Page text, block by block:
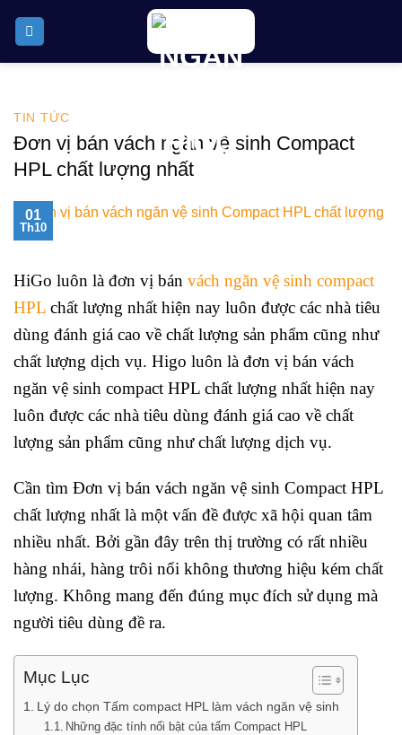
TIN TỨC
Đơn vị bán vách ngăn vệ sinh Compact
HPL chất lượng nhất
01
Th10
HiGo luôn là đơn vị bán vách ngăn vệ sinh compact
HPL chất lượng nhất hiện nay luôn được các nhà tiêu
dùng đánh giá cao về chất lượng sản phẩm cũng như
chất lượng dịch vụ. Higo luôn là đơn vị bán vách
ngăn vệ sinh compact HPL chất lượng nhất hiện nay
luôn được các nhà tiêu dùng đánh giá cao về chất
lượng sản phẩm cũng như chất lượng dịch vụ.
Cần tìm Đơn vị bán vách ngăn vệ sinh Compact HPL
chất lượng nhất là một vấn đề được xã hội quan tâm
nhiều nhất. Bởi gần đây trên thị trường có rất nhiều
hàng nhái, hàng trôi nổi không thương hiệu kém chất
lượng. Không mang đến đúng mục đích sử dụng mà
người tiêu dùng đề ra.
Mục Lục
Lý do chọn Tấm compact HPL làm vách ngăn vệ sinh
Những đặc tính nổi bật của tấm Compact HPL